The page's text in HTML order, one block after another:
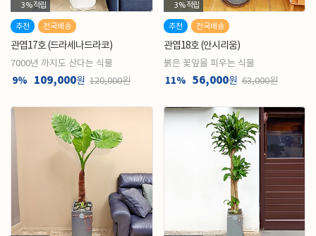
3%적립
추천 전국배송
관엽17호 (드라세나드라코)
7000년 까지도 산다는 식물
9% 109,000원 120,000원
3%적립
추천 전국배송
관엽18호 (안시리움)
붉은 꽃잎을 피우는 식물
11% 56,000원 63,000원